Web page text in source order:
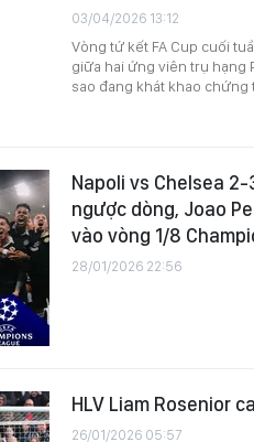
03/04/2026 13:12
Vòng tứ kết FA Cup cuối
giữa hai ứng viên trụ hạng
sao đang khát khao chứng
Napoli vs Chelsea
ngược dòng, Joao
vào vòng 1/8
28/01/2026 22:56
HLV Liam Rosenior
26/01/2026 05:57